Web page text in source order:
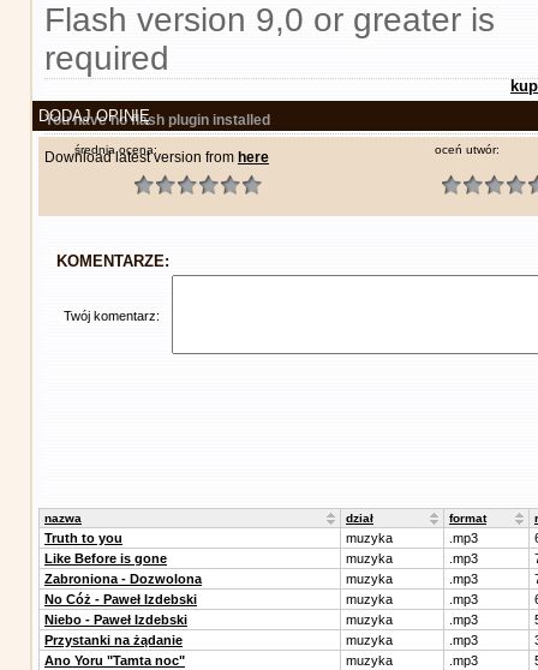
Flash version 9,0 or greater is
required
You have no flash plugin installed
Download latest version from here
DODAJ OPINIĘ
średnia ocena: oceń utwór:
KOMENTARZE:
Twój komentarz:
nazwa dział format
Truth to you muzyka .mp3
Like Before is gone
muzyka .mp3
Zabroniona - Dozwolona
muzyka .mp3
No Cóż - Paweł Izdebski
muzyka .mp3
Niebo - Paweł Izdebski
muzyka .mp3
Przystanki na żądanie
muzyka .mp3
Ano Yoru "Tamta noc"
muzyka .mp3